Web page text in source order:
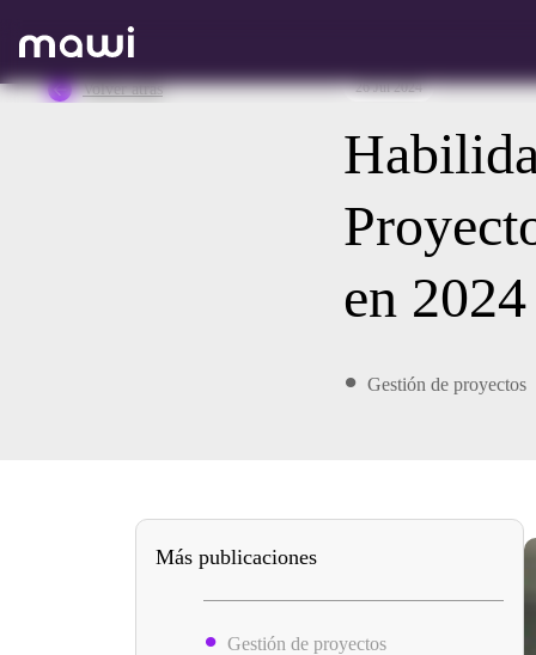
Volver atrás 26 Jul 2024
en 2024
Gestión de proyectos
Más publicaciones
Gestión de proyectos